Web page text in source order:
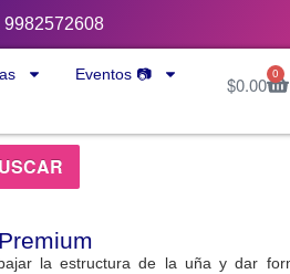
9982572608
Eventos 📷 $0.00 0
la estructura de la uña y dar